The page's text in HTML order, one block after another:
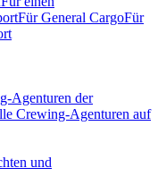
Für General CargoFür
Agenturen der
Crewing-Agenturen auf
und